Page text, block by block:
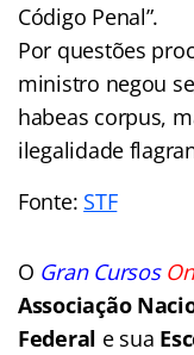
Código Penal”.
Por questões
ministro negou
habeas corpus,
ilegalidade
Fonte: STF
O Gran Cursos
Associação
Federal e sua